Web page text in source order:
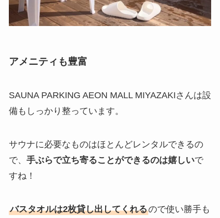
アメニティも豊富
SAUNA PARKING AEON MALL MIYAZAKIさんは設
備もしっかり整っています。
サウナに必要なものはほとんどレンタルできるの
で、 手ぶらで立ち寄ることができるのは嬉しいで
すね！
バスタオルは2枚貸し出してくれるので使い勝手も